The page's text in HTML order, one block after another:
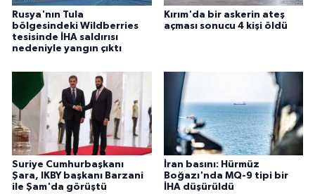
Rusya'nın Tula
bölgesindeki Wildberries
tesisinde İHA saldırısı
nedeniyle yangın çıktı
Kırım'da bir askerin ateş
açması sonucu 4 kişi öldü
Suriye Cumhurbaşkanı
Şara, IKBY başkanı Barzani
ile Şam'da görüştü
İran basını: Hürmüz
Boğazı'nda MQ-9 tipi bir
İHA düşürüldü